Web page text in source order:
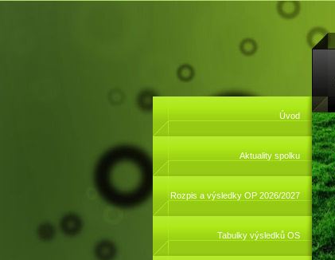
Úvod
Aktuality spolku
Rozpis a výsledky OP 2026/2027
Tabulky výsledků OS